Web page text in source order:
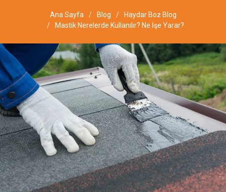
Ana Sayfa Blog
Haydar Boz Blog
Mastik Nerelerde Kullanılır? Ne İşe Yarar?